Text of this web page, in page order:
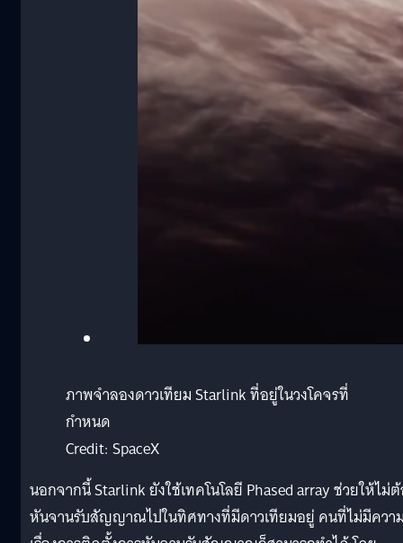
ภาพจำลองดาวเทียม Starlink ที่อยู่ในวงโคจรที่
กำหนด
Credit: SpaceX
นอกจากนี้ Starlink ยังใช้เทคโนโลยี Phased array ช่วยให้ไม่
หันจานรับสัญญาณไปในทิศทางที่มีดาวเทียมอยู่ คนที่ไม่มีควา